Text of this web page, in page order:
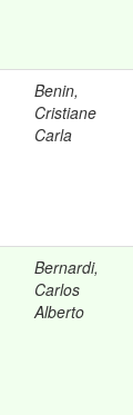
Benin,
Cristiane
Carla
Bernardi,
Carlos
Alberto